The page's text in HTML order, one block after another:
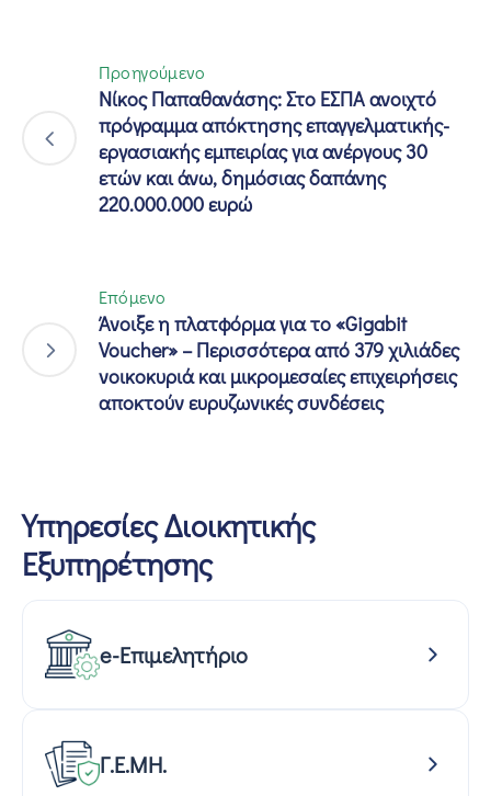
Προηγούμενο
Νίκος Παπαθανάσης: Στο ΕΣΠΑ ανοιχτό
πρόγραμμα απόκτησης επαγγελματικής-
εργασιακής εμπειρίας για ανέργους 30
ετών και άνω, δημόσιας δαπάνης
220.000.000 ευρώ
Επόμενο
Άνοιξε η πλατφόρμα για το «Gigabit
Voucher» – Περισσότερα από 379 χιλιάδες
νοικοκυριά και μικρομεσαίες επιχειρήσεις
αποκτούν ευρυζωνικές συνδέσεις
Υπηρεσίες Διοικητικής
Εξυπηρέτησης
e-Επιμελητήριο
Γ.Ε.ΜΗ.